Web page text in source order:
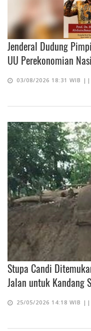
Jenderal Dudung
UU Perekonomian
03/08/2026 18:31 WIB ||
Stupa Candi
Jalan untuk Kandang
25/05/2026 14:18 WIB ||